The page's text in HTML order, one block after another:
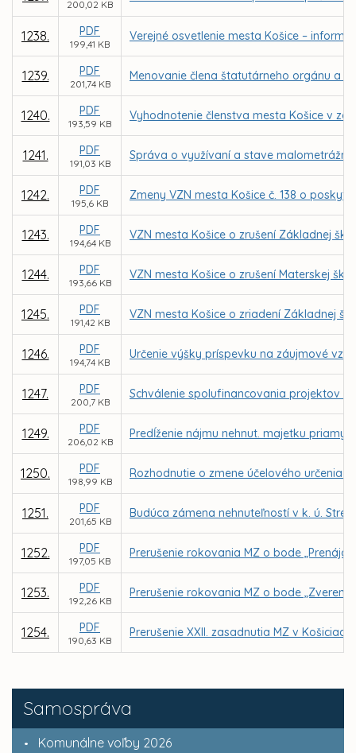
Samospráva
Komunálne voľby 2026
200,02 KB
1238. PDF
199,41 KB
Verejné osvetlenie mesta Košice –
1239. PDF
201,74 KB
Menovanie člena štatutárneho orgánu a
1240. PDF
193,59 KB
Vyhodnotenie členstva mesta Košice v
1241. PDF
191,03 KB
Správa o využívaní a stave
1242. PDF
195,6 KB
Zmeny VZN mesta Košice č. 138 o
1243. PDF
194,64 KB
VZN mesta Košice o zrušení Základnej
1244. PDF
193,66 KB
VZN mesta Košice o zrušení Materskej
1245. PDF
191,42 KB
VZN mesta Košice o zriadení Základnej
1246. PDF
194,74 KB
Určenie výšky príspevku na záujmové
1247. PDF
200,7 KB
Schválenie spolufinancovania projektov
1249. PDF
206,02 KB
Predĺženie nájmu nehnut. majetku
1250. PDF
198,99 KB
Rozhodnutie o zmene účelového určenia
1251. PDF
201,65 KB
Budúca zámena nehnuteľností v k. ú.
1252. PDF
197,05 KB
Prerušenie rokovania MZ o bode
1253. PDF
192,26 KB
Prerušenie rokovania MZ o bode
1254. PDF
190,63 KB
Prerušenie XXII. zasadnutia MZ v Košiciach